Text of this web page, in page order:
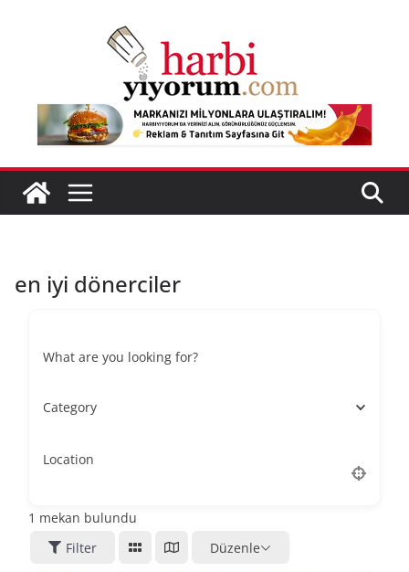
en iyi dönerciler
What are you looking for?
Category
Location
1 mekan bulundu
Filter
Düzenle